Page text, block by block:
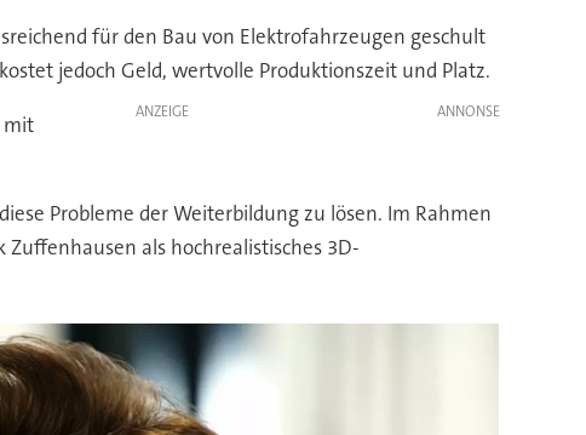
für den Bau von Elektrofahrzeugen geschult
jedoch Geld, wertvolle Produktionszeit und Platz.
ANZEIGE
mit
Probleme der Weiterbildung zu lösen. Im Rahmen
Zuffenhausen als hochrealistisches 3D-